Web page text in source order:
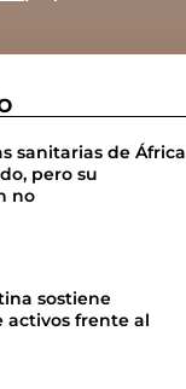
sanitarias de África
pero su
no
sostiene
frente al